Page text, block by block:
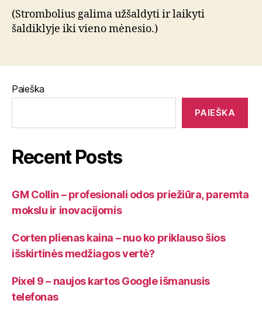
(Strombolius galima užšaldyti ir laikyti
šaldiklyje iki vieno mėnesio.)
Paieška
PAIEŠKA
Recent Posts
GM Collin – profesionali odos priežiūra, paremta
mokslu ir inovacijomis
Corten plienas kaina – nuo ko priklauso šios
išskirtinės medžiagos vertė?
Pixel 9 – naujos kartos Google išmanusis
telefonas